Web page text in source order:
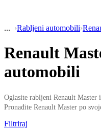
›Rabljeni automobili›
Renault
automobili
Oglasite rabljeni Renault Master
Pronađite Renault Master po
Filtriraj